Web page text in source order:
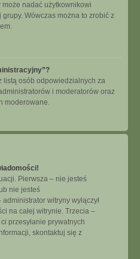
nadać użytkownikowi
Wówczas można to zrobić z
listą osób odpowiedzialnych za
i moderatorów oraz
moderowane.
Pierwsza – nie jesteś
nie jesteś
witryny wyłączył
na całej witrynie. Trzecia –
przesyłanie prywatnych
skontaktuj się z